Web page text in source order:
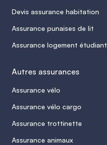
Devis assurance habitation
Assurance punaises de lit
Assurance logement étudiant
Autres assurances
Assurance vélo
Assurance vélo cargo
Assurance trottinette
Assurance animaux